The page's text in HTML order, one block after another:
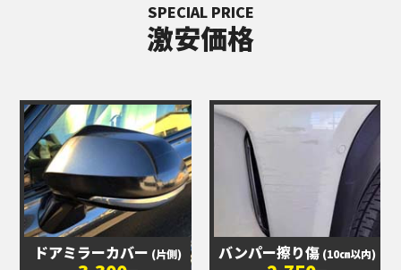
SPECIAL PRICE
激安価格
ドアミラーカバー (片側) バンパー擦り傷 (10㎝以内)